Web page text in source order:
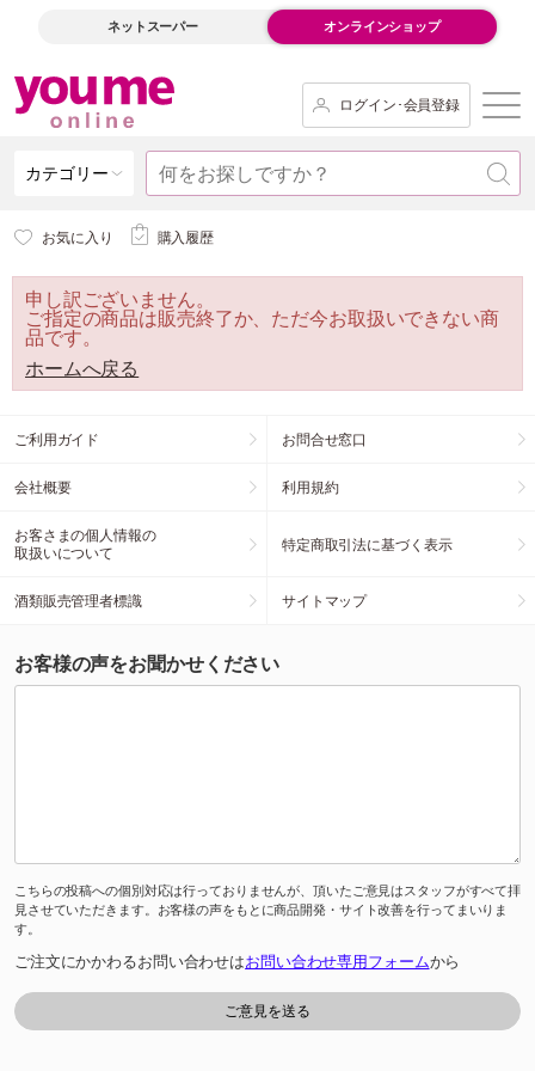
ネットスーパー オンラインショップ
ログイン･会員登録
カテゴリー
お気に入り 購入履歴
申し訳ございません。
ご指定の商品は販売終了か、ただ今お取扱いできない商
品です。
ホームへ戻る
ご利用ガイド お問合せ窓口
会社概要 利用規約
お客さまの個人情報の
取扱いについて
特定商取引法に基づく表示
酒類販売管理者標識 サイトマップ
お客様の声をお聞かせください
こちらの投稿への個別対応は行っておりませんが、頂いたご意見はスタッフがすべて拝
見させていただきます。お客様の声をもとに商品開発・サイト改善を行ってまいりま
す。
ご注文にかかわるお問い合わせはお問い合わせ専用フォームから